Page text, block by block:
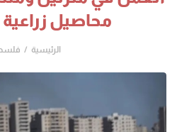
محاصيل
الرئيسية